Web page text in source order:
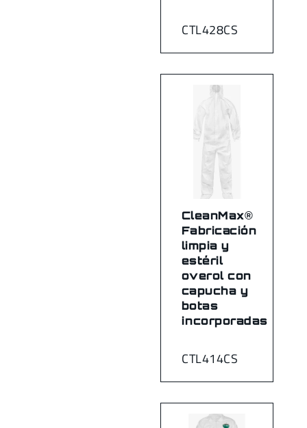
CTL428CS
CTL414CS
CleanMax®
Fabricación
limpia y
estéril
overol con
capucha y
botas
incorporadas